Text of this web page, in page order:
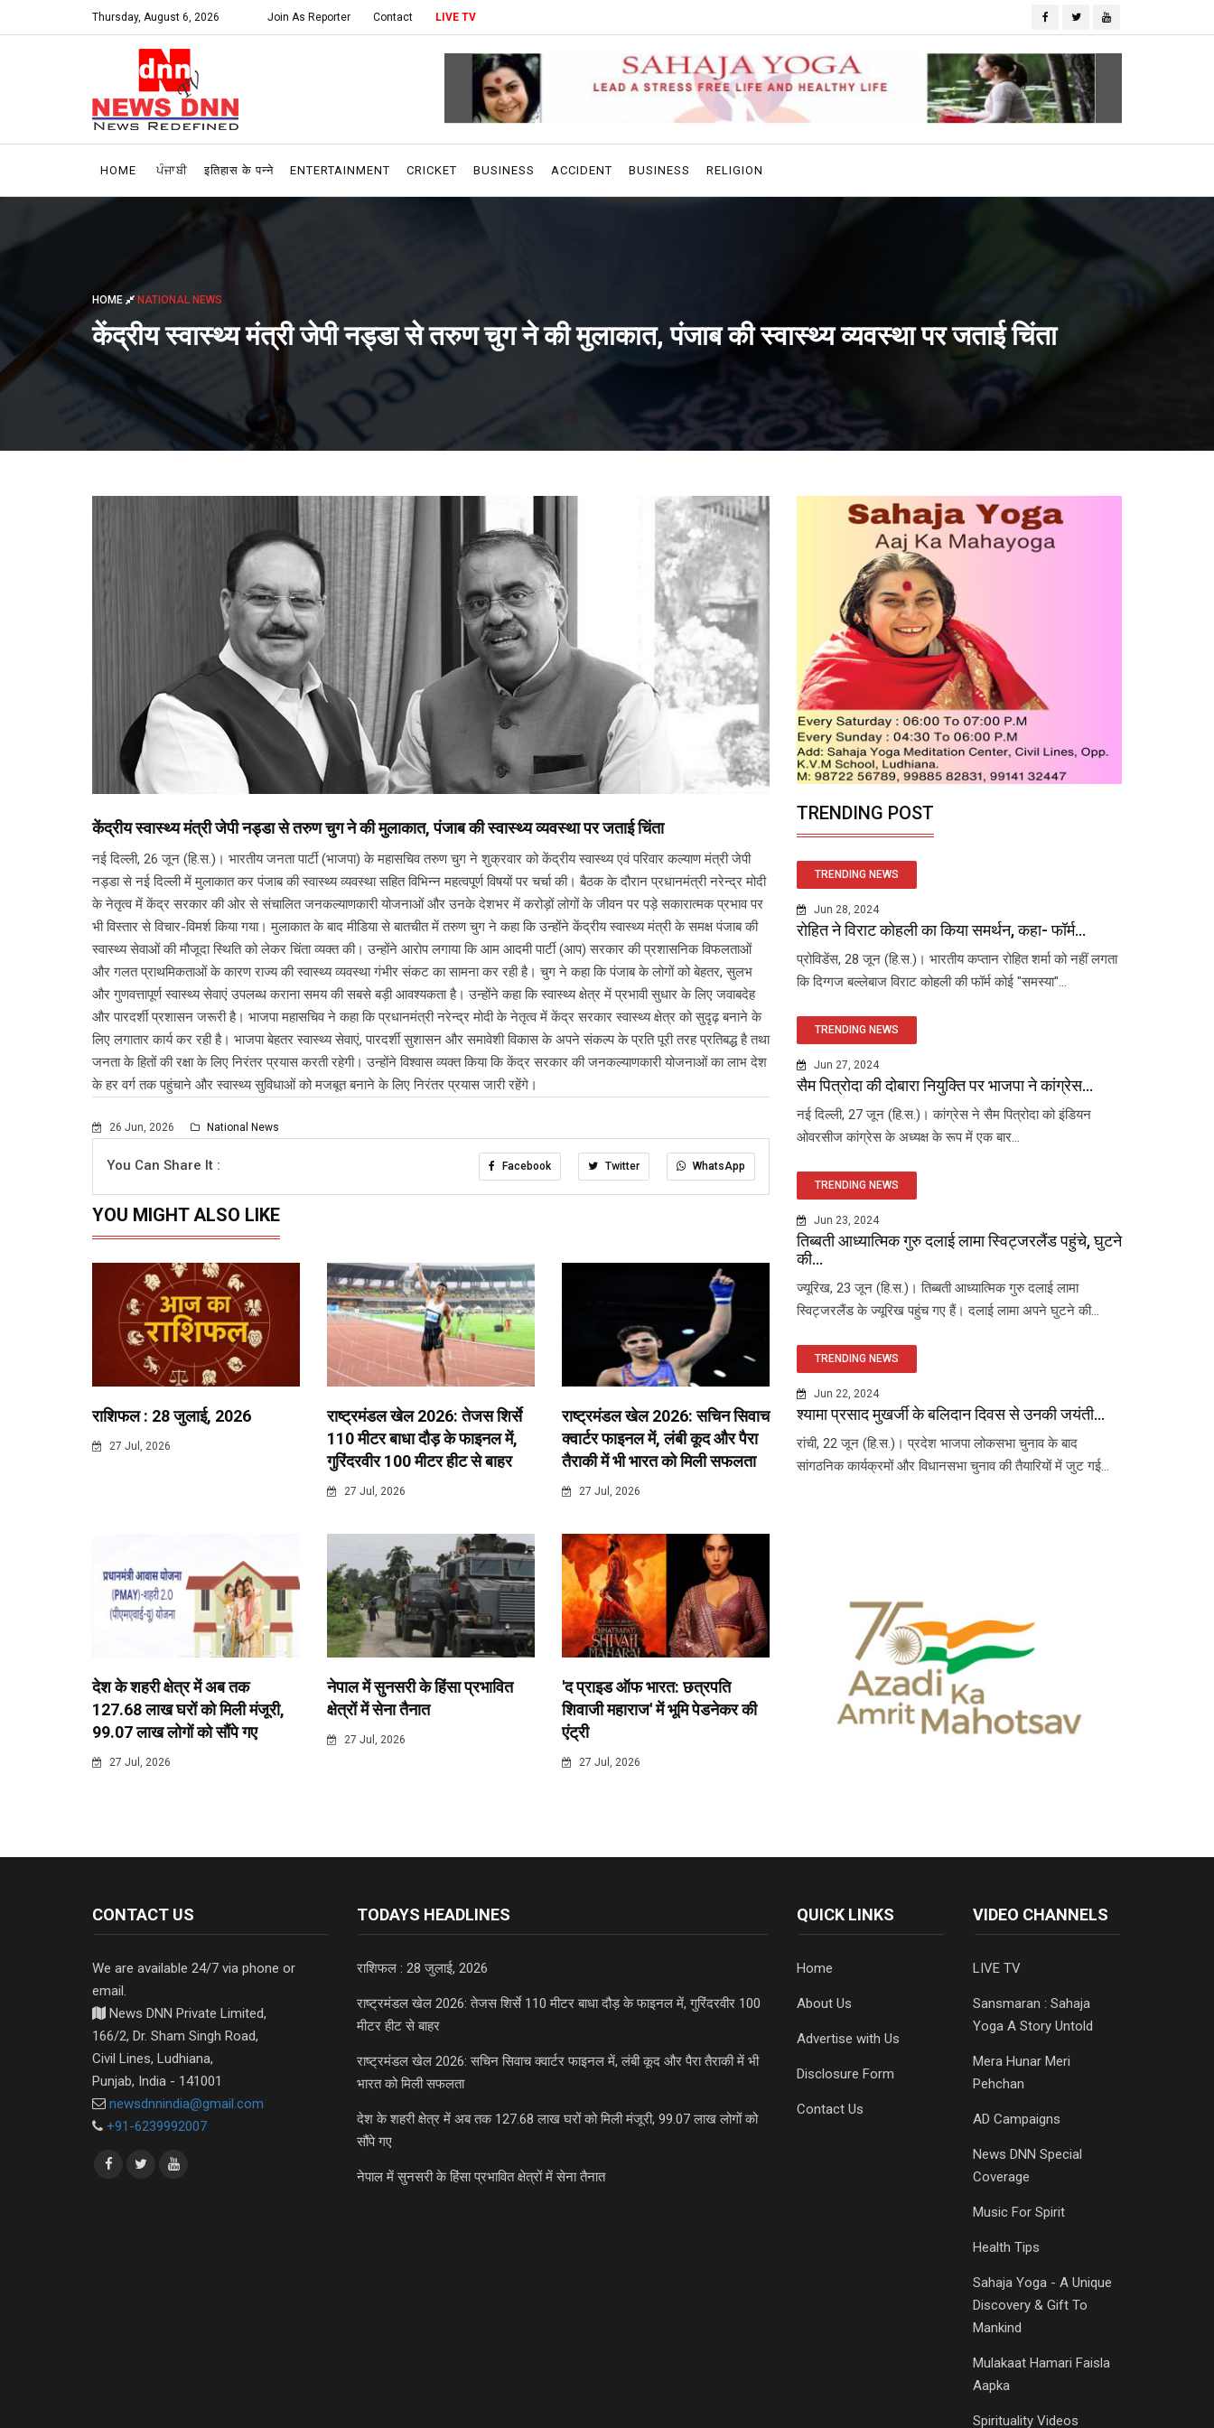
Thursday, August 6, 2026 Join As Reporter Contact LIVE TV
HOME ਪੰਜਾਬੀ इतिहास के पन्ने ENTERTAINMENT CRICKET BUSINESS ACCIDENT BUSINESS RELIGION
HOME NATIONAL NEWS
केंद्रीय स्वास्थ्य मंत्री जेपी नड्डा से तरुण चुग ने की मुलाकात, पंजाब की स्वास्थ्य व्यवस्था पर जताई चिंता
केंद्रीय स्वास्थ्य मंत्री जेपी नड्डा से तरुण चुग ने की मुलाकात, पंजाब की स्वास्थ्य व्यवस्था पर जताई चिंता
नई दिल्ली, 26 जून (हि.स.)। भारतीय जनता पार्टी (भाजपा) के महासचिव तरुण चुग ने शुक्रवार को केंद्रीय स्वास्थ्य एवं परिवार कल्याण मंत्री जेपी
नड्डा से नई दिल्ली में मुलाकात कर पंजाब की स्वास्थ्य व्यवस्था सहित विभिन्न महत्वपूर्ण विषयों पर चर्चा की। बैठक के दौरान प्रधानमंत्री नरेन्द्र मोदी
के नेतृत्व में केंद्र सरकार की ओर से संचालित जनकल्याणकारी योजनाओं और उनके देशभर में करोड़ों लोगों के जीवन पर पड़े सकारात्मक प्रभाव पर
भी विस्तार से विचार-विमर्श किया गया। मुलाकात के बाद मीडिया से बातचीत में तरुण चुग ने कहा कि उन्होंने केंद्रीय स्वास्थ्य मंत्री के समक्ष पंजाब की
स्वास्थ्य सेवाओं की मौजूदा स्थिति को लेकर चिंता व्यक्त की। उन्होंने आरोप लगाया कि आम आदमी पार्टी (आप) सरकार की प्रशासनिक विफलताओं
और गलत प्राथमिकताओं के कारण राज्य की स्वास्थ्य व्यवस्था गंभीर संकट का सामना कर रही है। चुग ने कहा कि पंजाब के लोगों को बेहतर, सुलभ
और गुणवत्तापूर्ण स्वास्थ्य सेवाएं उपलब्ध कराना समय की सबसे बड़ी आवश्यकता है। उन्होंने कहा कि स्वास्थ्य क्षेत्र में प्रभावी सुधार के लिए जवाबदेह
और पारदर्शी प्रशासन जरूरी है। भाजपा महासचिव ने कहा कि प्रधानमंत्री नरेन्द्र मोदी के नेतृत्व में केंद्र सरकार स्वास्थ्य क्षेत्र को सुदृढ़ बनाने के
लिए लगातार कार्य कर रही है। भाजपा बेहतर स्वास्थ्य सेवाएं, पारदर्शी सुशासन और समावेशी विकास के अपने संकल्प के प्रति पूरी तरह प्रतिबद्ध है तथा
जनता के हितों की रक्षा के लिए निरंतर प्रयास करती रहेगी। उन्होंने विश्वास व्यक्त किया कि केंद्र सरकार की जनकल्याणकारी योजनाओं का लाभ देश
के हर वर्ग तक पहुंचाने और स्वास्थ्य सुविधाओं को मजबूत बनाने के लिए निरंतर प्रयास जारी रहेंगे।
26 Jun, 2026 National News
You Can Share It : Facebook Twitter WhatsApp
YOU MIGHT ALSO LIKE
राशिफल : 28 जुलाई, 2026
27 Jul, 2026
राष्ट्रमंडल खेल 2026: तेजस शिर्से
110 मीटर बाधा दौड़ के फाइनल में,
गुरिंदरवीर 100 मीटर हीट से बाहर
27 Jul, 2026
राष्ट्रमंडल खेल 2026: सचिन सिवाच
क्वार्टर फाइनल में, लंबी कूद और पैरा
तैराकी में भी भारत को मिली सफलता
27 Jul, 2026
देश के शहरी क्षेत्र में अब तक
127.68 लाख घरों को मिली मंजूरी,
99.07 लाख लोगों को सौंपे गए
27 Jul, 2026
नेपाल में सुनसरी के हिंसा प्रभावित
क्षेत्रों में सेना तैनात
27 Jul, 2026
'द प्राइड ऑफ भारत: छत्रपति
शिवाजी महाराज' में भूमि पेडनेकर की
एंट्री
27 Jul, 2026
TRENDING POST
TRENDING NEWS
Jun 28, 2024
रोहित ने विराट कोहली का किया समर्थन, कहा- फॉर्म...
प्रोविडेंस, 28 जून (हि.स.)। भारतीय कप्तान रोहित शर्मा को नहीं लगता
कि दिग्गज बल्लेबाज विराट कोहली की फॉर्म कोई "समस्या"...
TRENDING NEWS
Jun 27, 2024
सैम पित्रोदा की दोबारा नियुक्ति पर भाजपा ने कांग्रेस...
नई दिल्ली, 27 जून (हि.स.)। कांग्रेस ने सैम पित्रोदा को इंडियन
ओवरसीज कांग्रेस के अध्यक्ष के रूप में एक बार...
TRENDING NEWS
Jun 23, 2024
तिब्बती आध्यात्मिक गुरु दलाई लामा स्विट्जरलैंड पहुंचे, घुटने
की...
ज्यूरिख, 23 जून (हि.स.)। तिब्बती आध्यात्मिक गुरु दलाई लामा
स्विट्जरलैंड के ज्यूरिख पहुंच गए हैं। दलाई लामा अपने घुटने की...
TRENDING NEWS
Jun 22, 2024
श्यामा प्रसाद मुखर्जी के बलिदान दिवस से उनकी जयंती...
रांची, 22 जून (हि.स.)। प्रदेश भाजपा लोकसभा चुनाव के बाद
सांगठनिक कार्यक्रमों और विधानसभा चुनाव की तैयारियों में जुट गई...
CONTACT US
We are available 24/7 via phone or
email.
News DNN Private Limited,
166/2, Dr. Sham Singh Road,
Civil Lines, Ludhiana,
Punjab, India - 141001
newsdnnindia@gmail.com
+91-6239992007
TODAYS HEADLINES
राशिफल : 28 जुलाई, 2026
राष्ट्रमंडल खेल 2026: तेजस शिर्से 110 मीटर बाधा दौड़ के फाइनल में, गुरिंदरवीर 100
मीटर हीट से बाहर
राष्ट्रमंडल खेल 2026: सचिन सिवाच क्वार्टर फाइनल में, लंबी कूद और पैरा तैराकी में भी
भारत को मिली सफलता
देश के शहरी क्षेत्र में अब तक 127.68 लाख घरों को मिली मंजूरी, 99.07 लाख लोगों को
सौंपे गए
नेपाल में सुनसरी के हिंसा प्रभावित क्षेत्रों में सेना तैनात
QUICK LINKS
Home
About Us
Advertise with Us
Disclosure Form
Contact Us
VIDEO CHANNELS
LIVE TV
Sansmaran : Sahaja
Yoga A Story Untold
Mera Hunar Meri
Pehchan
AD Campaigns
News DNN Special
Coverage
Music For Spirit
Health Tips
Sahaja Yoga - A Unique
Discovery & Gift To
Mankind
Mulakaat Hamari Faisla
Aapka
Spirituality Videos